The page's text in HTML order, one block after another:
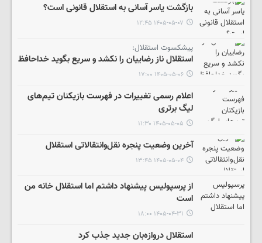
بازگشت یاسر آسانی به استقلال قانونی است؟
۱۴۰۵-۰۵-۰۷ ۱۲:۴۵
پیشکسوت استقلال:
استقلال ناز رضاییان را نکشد و سریع بگوید خداحافظ
۱۴۰۵-۰۵-۰۶ ۱۷:۰۰
اعلام رسمی تغییرات در فهرست بازیکنان تیم‌های
لیگ برتری
۱۴۰۵-۰۵-۰۵ ۱۱:۳۰
آخرین وضعیت پنجره نقل‌وانتقالاتی استقلال
۱۴۰۵-۰۵-۰۴ ۱۳:۴۵
از پرسپولیس پیشنهاد داشتم اما استقلال خانه من
است
۱۴۰۵-۰۴-۳۱ ۱۸:۰۰
استقلال دروازه‌بان جدید جذب کرد